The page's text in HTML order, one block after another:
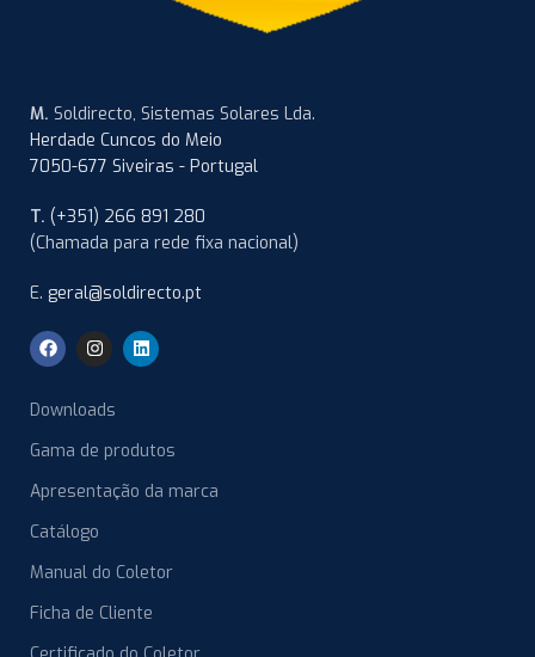
M. Soldirecto, Sistemas Solares Lda.
Herdade Cuncos do Meio
7050-677 Siveiras - Portugal
T. (+351) 266 891 280
(Chamada para rede fixa nacional)
E. geral@soldirecto.pt
Downloads
Gama de produtos
Apresentação da marca
Catálogo
Manual do Coletor
Ficha de Cliente